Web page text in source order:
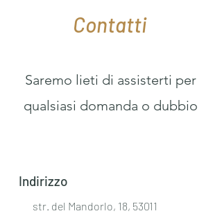
Contatti
Saremo lieti di assisterti per
qualsiasi domanda o dubbio
Indirizzo
str. del Mandorlo, 18, 53011